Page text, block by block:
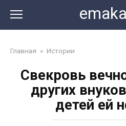
контенту
Главная » Истории
Свекровь
других
детей ей